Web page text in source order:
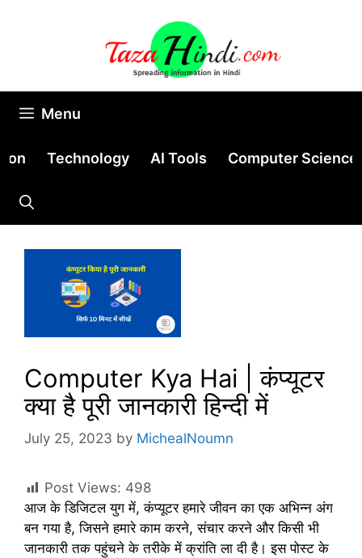
Menu
Technology AI Tools Computer Science
Computer Kya Hai | कंप्यूटर
क्या है पूरी जानकारी हिन्दी में
July 25, 2023 by MichealNoumn
Post Views: 498
आज के डिजिटल युग में, कंप्यूटर हमारे जीवन का एक अभिन्न अंग
बन गया है, जिसने हमारे काम करने, संचार करने और किसी भी
जानकारी तक पहुंचने के तरीके में क्रांति ला दी है। इस पोस्ट के